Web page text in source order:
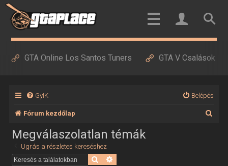
GTA Online Los Santos Tuners GTA V Csalások
GyIK Belépés
Fórum kezdőlap
Megválaszolatlan témák
Ugrás a részletes kereséshez
Keresés